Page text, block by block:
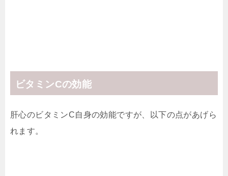
ビタミンCの効能
肝心のビタミンC自身の効能ですが、以下の点があげら
れます。